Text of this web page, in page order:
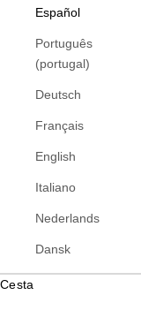
Español
Português
(portugal)
Deutsch
Français
English
Italiano
Nederlands
Dansk
Cesta